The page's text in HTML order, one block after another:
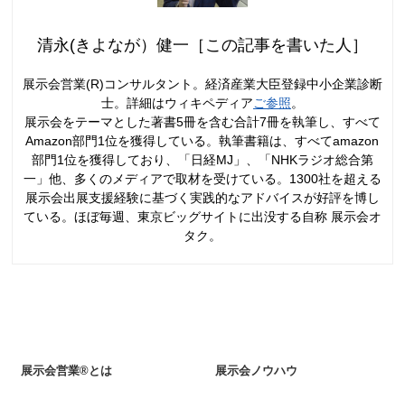
清永(きよなが）健一［この記事を書いた人］
展示会営業(R)コンサルタント。経済産業大臣登録中小企業診断
士。詳細はウィキペディアご参照。
展示会をテーマとした著書5冊を含む合計7冊を執筆し、すべて
Amazon部門1位を獲得している。執筆書籍は、すべてamazon
部門1位を獲得しており、「日経MJ」、「NHKラジオ総合第
一」他、多くのメディアで取材を受けている。1300社を超える
展示会出展支援経験に基づく実践的なアドバイスが好評を博し
ている。ほぼ毎週、東京ビッグサイトに出没する自称 展示会オ
タク。
展示会営業®とは 展示会ノウハウ